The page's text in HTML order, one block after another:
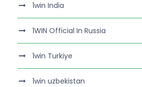
1win India
1WIN Official In Russia
1win Turkiye
1win uzbekistan